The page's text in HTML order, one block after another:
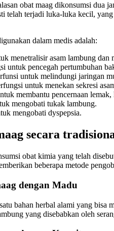
obat maag dikonsumsi dua
telah terjadi luka-luka kecil,
dalam medis adalah:
menetralisir asam lambung dan
untuk pencegah pertumbuhan
untuk melindungi jaringan
untuk menekan sekresi
membantu pencernaan
mengobati tukak lambung.
mengobati dyspepsia.
secara
obat kimia yang telah
beberapa metode
dengan Madu
bahan herbal alami yang bisa
yang disebabkan oleh